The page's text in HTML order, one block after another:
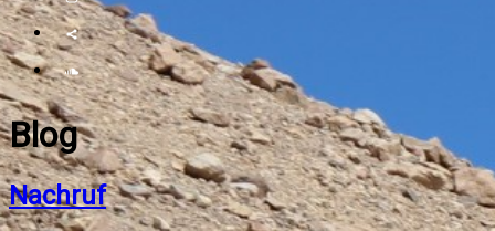
Blog
Nachruf